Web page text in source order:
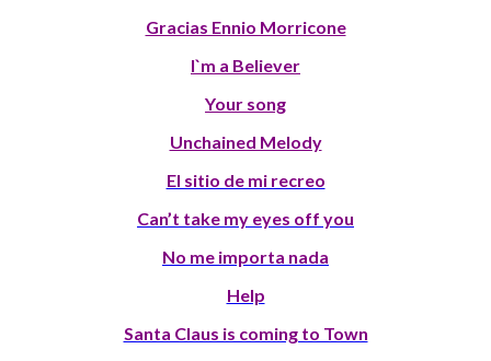
Gracias Ennio Morricone
I`m a Believer
Your song
Unchained Melody
El sitio de mi recreo
Can’t take my eyes off you
No me importa nada
Help
Santa Claus is coming to Town